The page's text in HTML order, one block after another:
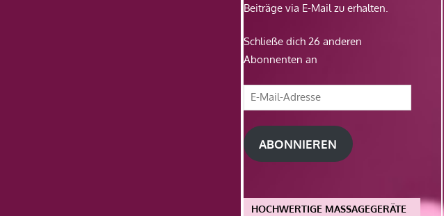
Beiträge via E-Mail zu erhalten.
Schließe dich 26 anderen
Abonnenten an
E-
Mail-
Adresse
ABONNIEREN
HOCHWERTIGE MASSAGEGERÄTE